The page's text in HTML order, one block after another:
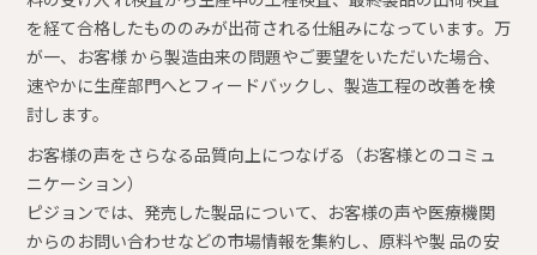
を経て合格したもののみが出荷される仕組みになっています。万
が一、お客様 から製造由来の問題やご要望をいただいた場合、
速やかに生産部門へとフィードバックし、製造工程の改善を検
討します。
お客様の声をさらなる品質向上につなげる（お客様とのコミュ
ニケーション）
ピジョンでは、発売した製品について、お客様の声や医療機関
からのお問い合わせなどの市場情報を集約し、原料や製 品の安